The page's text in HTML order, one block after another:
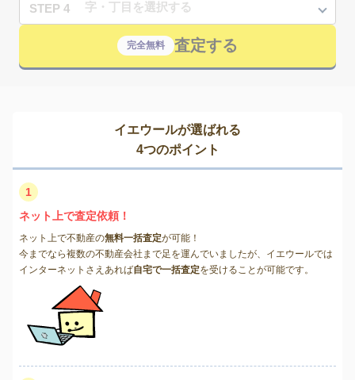
STEP 4
完全無料 査定する
イエウールが選ばれる
4つのポイント
1
ネット上で査定依頼！
ネット上で不動産の無料一括査定が可能！
今までなら複数の不動産会社まで足を運んでいましたが、イエウールでは
インターネットさえあれば自宅で一括査定を受けることが可能です。